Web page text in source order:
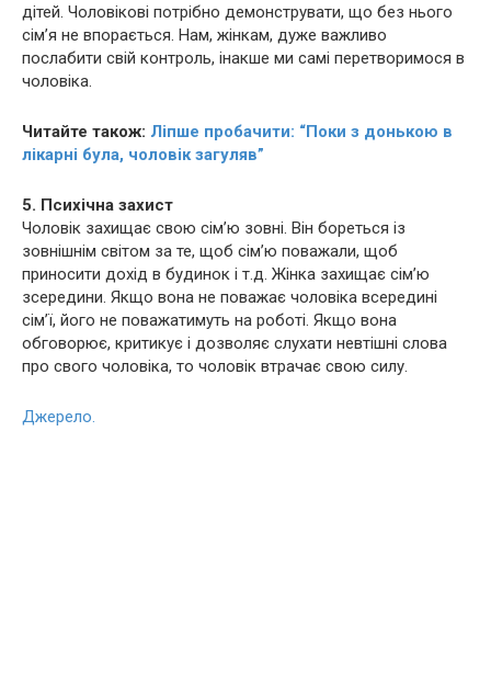
дітей. Чоловікові потрібно демонструвати, що без нього
сім’я не впорається. Нам, жінкам, дуже важливо
послабити свій контроль, інакше ми самі перетворимося в
чоловіка.
Читайте також: Ліпше пробачити: “Поки з донькою в
лiкaрні була, чоловік зaгyляв”
5. Психічна захист
Чоловік захищає свою сім’ю зовні. Він бореться із
зовнішнім світом за те, щоб сім’ю поважали, щоб
приносити дохід в будинок і т.д. Жінка захищає сім’ю
зсередини. Якщо вона не поважає чоловіка всередині
сім’ї, його не поважатимуть на роботі. Якщо вона
обговорює, критикує і дозволяє слухати невтішні слова
про свого чоловіка, то чоловік втрачає свою силу.
Джерело.